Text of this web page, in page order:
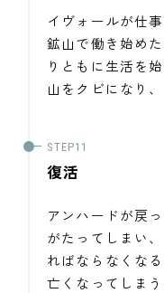
イヴォールが仕
鉱山で働き始め
りともに生活を
山をクビになり
復活
アンハードが戻
がたってしまい
ればならなくな
亡くなってしまう